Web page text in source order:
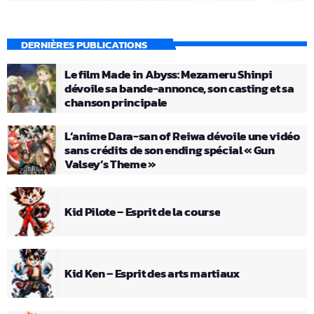
DERNIÈRES PUBLICATIONS
Le film Made in Abyss: Mezameru Shinpi
dévoile sa bande-annonce, son casting et sa
chanson principale
L’anime Dara-san of Reiwa dévoile une vidéo
sans crédits de son ending spécial « Gun
Valsey’s Theme »
Kid Pilote – Esprit de la course
Kid Ken – Esprit des arts martiaux